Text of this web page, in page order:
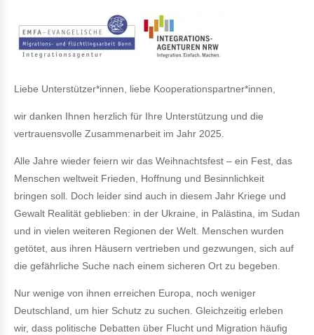
Liebe Unterstützer*innen, liebe Kooperationspartner*innen,
wir danken Ihnen herzlich für Ihre Unterstützung und die
vertrauensvolle Zusammenarbeit im Jahr 2025.
Alle Jahre wieder feiern wir das Weihnachtsfest – ein Fest, das
Menschen weltweit Frieden, Hoffnung und Besinnlichkeit
bringen soll. Doch leider sind auch in diesem Jahr Kriege und
Gewalt Realität geblieben: in der Ukraine, in Palästina, im Sudan
und in vielen weiteren Regionen der Welt. Menschen wurden
getötet, aus ihren Häusern vertrieben und gezwungen, sich auf
die gefährliche Suche nach einem sicheren Ort zu begeben.
Nur wenige von ihnen erreichen Europa, noch weniger
Deutschland, um hier Schutz zu suchen. Gleichzeitig erleben
wir, dass politische Debatten über Flucht und Migration häufig